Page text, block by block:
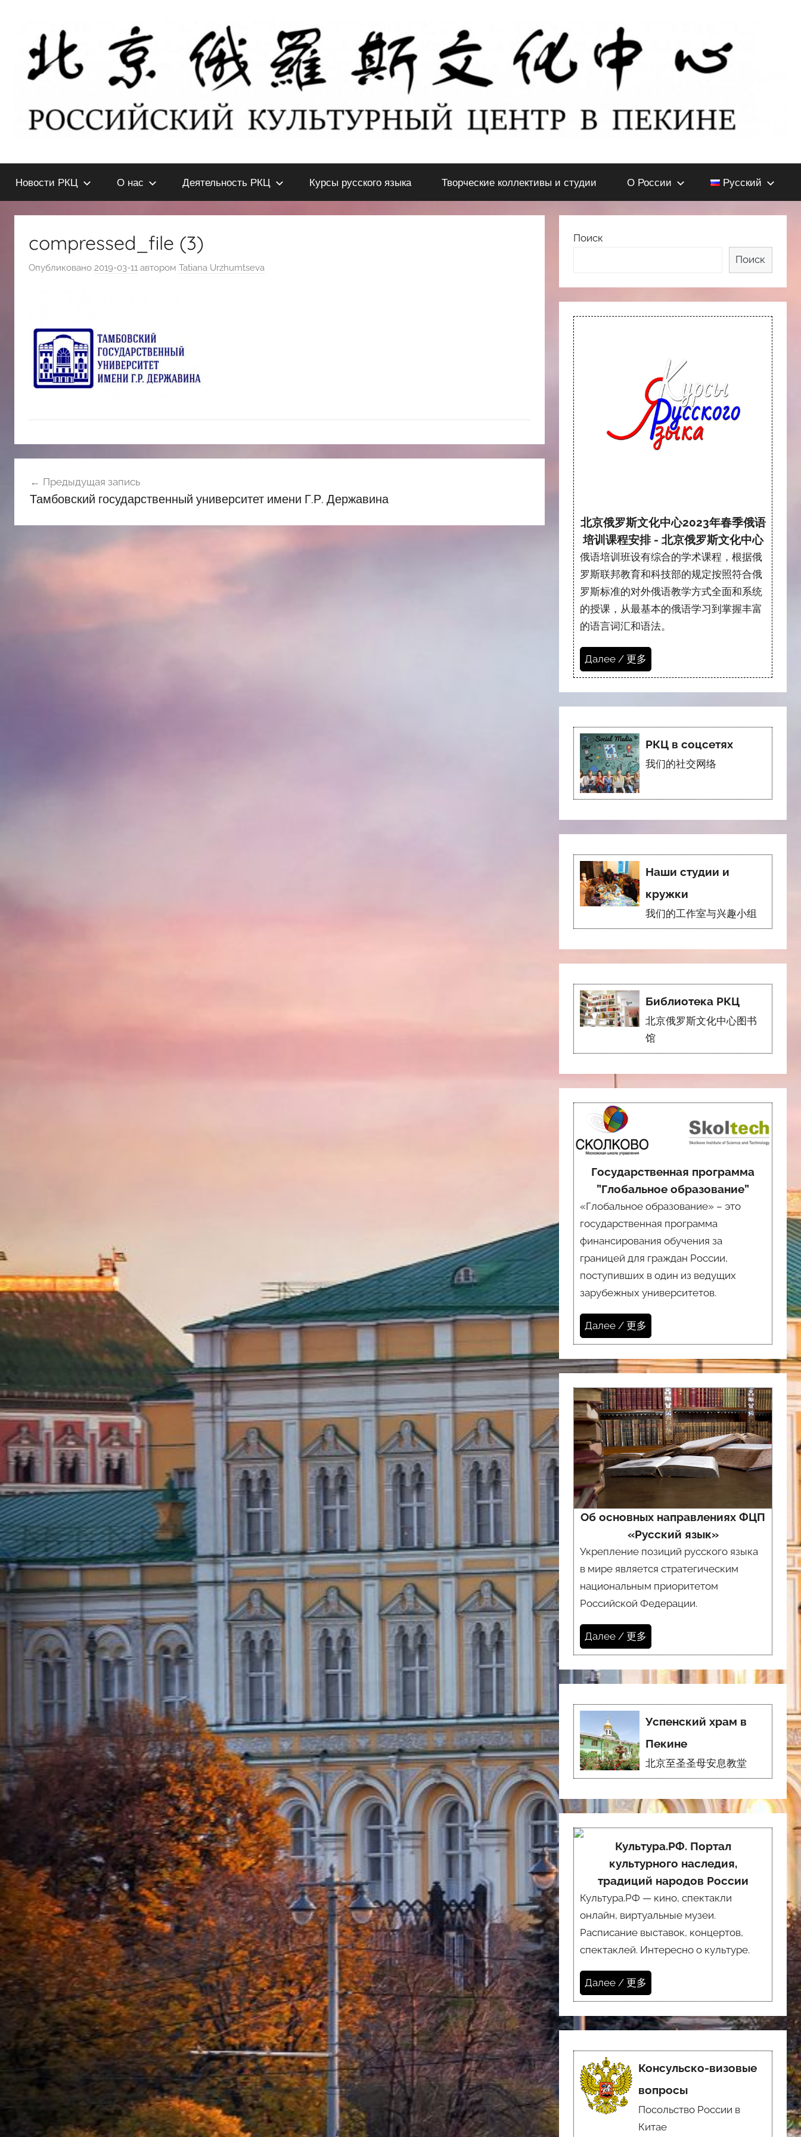
содержимому
北
京
罗
文
中
КУЛЬТУРНЫЙ
ЦЕНТР
ПЕКИНЕ
Новости РКЦ О нас Деятельность РКЦ Курсы русского языка Творческие коллективы и студии О России Русский
compressed_file (3)
Опубликовано 2019-03-11 автором Tatiana Urzhumtseva
по
Предыдущая запись
Тамбовский государственный университет имени Г.Р. Державина
Поиск
Поиск
北京俄罗斯文化中心2023年春季俄语
培训课程安排 - 北京俄罗斯文化中心
俄语培训班设有综合的学术课程，根据俄
罗斯联邦教育和科技部的规定按照符合俄
罗斯标准的对外俄语教学方式全面和系统
的授课，从最基本的俄语学习到掌握丰富
的语言词汇和语法。
Далее / 更多
РКЦ в соцсетях
我们的社交网络
Наши студии и
кружки
我们的工作室与兴趣小组
Библиотека РКЦ
北京俄罗斯文化中心图书
馆
Государственная программа
”Глобальное образование”
«Глобальное образование» – это
государственная программа
финансирования обучения за
границей для граждан России,
поступивших в один из ведущих
зарубежных университетов.
Далее / 更多
Об основных направлениях ФЦП
«Русский язык»
Укрепление позиций русского языка
в мире является стратегическим
национальным приоритетом
Российской Федерации.
Далее / 更多
Успенский храм в
Пекине
北京至圣圣母安息教堂
Культура.РФ. Портал
культурного наследия,
традиций народов России
Культура.РФ — кино, спектакли
онлайн, виртуальные музеи.
Расписание выставок, концертов,
спектаклей. Интересно о культуре.
Далее / 更多
Консульско-визовые
вопросы
Посольство России в
Китае